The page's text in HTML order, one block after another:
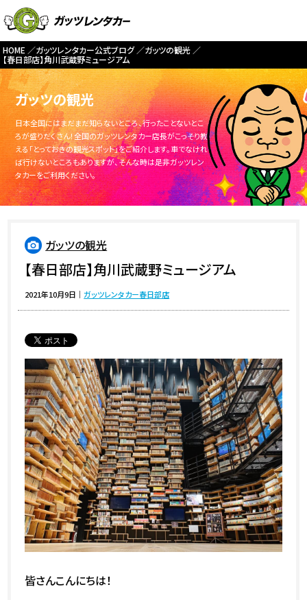
HOME ガッツレンタカー公式ブログ
ガッツの観光
【春日部店】角川武蔵野ミュージアム
ガッツの観光
日本全国にはまだまだ知らないところ、行ったことないとこ
ろが盛りだくさん！全国のガッツレンタカー店長がこっそり教
える「とっておきの観光スポット」をご紹介します。車でなけれ
ば行けないところもありますが、そんな時は是非ガッツレン
タカーをご利用ください。
ガッツの観光
【春日部店】角川武蔵野ミュージアム
2021年10月9日 ｜ガッツレンタカー春日部店
皆さんこんにちは！